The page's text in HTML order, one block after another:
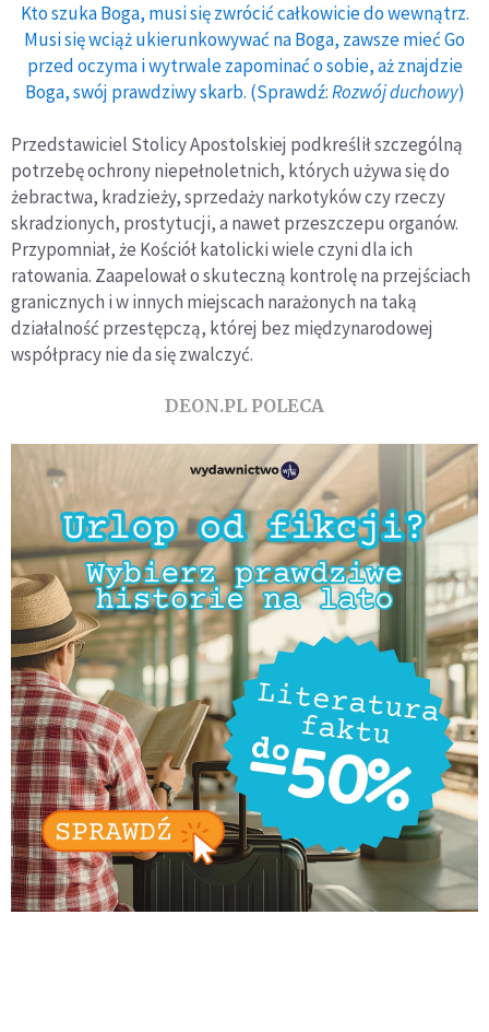
Kto szuka Boga, musi się zwrócić całkowicie do wewnątrz.
Musi się wciąż ukierunkowywać na Boga, zawsze mieć Go
przed oczyma i wytrwale zapominać o sobie, aż znajdzie
Boga, swój prawdziwy skarb. (Sprawdź:Rozwój duchowy)
Przedstawiciel Stolicy Apostolskiej podkreślił szczególną
potrzebę ochrony niepełnoletnich, których używa się do
żebractwa, kradzieży, sprzedaży narkotyków czy rzeczy
skradzionych, prostytucji, a nawet przeszczepu organów.
Przypomniał, że Kościół katolicki wiele czyni dla ich
ratowania. Zaapelował o skuteczną kontrolę na przejściach
granicznych i w innych miejscach narażonych na taką
działalność przestępczą, której bez międzynarodowej
współpracy nie da się zwalczyć.
DEON.PL POLECA